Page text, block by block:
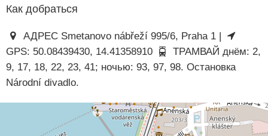
Как добраться
АДРЕС Smetanovo nábřeží 995/6, Praha 1 |
GPS: 50.08439430, 14.41358910
ТРАМВАЙ днём: 2,
9, 17, 18, 22, 23, 41; ночью: 93, 97, 98. Остановка
Národní divadlo.